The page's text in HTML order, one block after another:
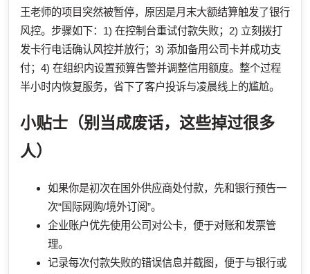
王老师的项目突然被暂停，原因是月末大额结算触发了银行
风控。步骤如下：1) 在控制台重试付款失败；2) 立刻拨打
发卡行电话确认风控并放行；3) 添加备用公司卡并成功支
付；4) 在组织内设置预算告警并调整信用额度。整个过程
半小时内恢复服务，省下了客户投诉与凌晨线上的尴尬。
小贴士（别当成废话，这些掉过很多
人）
如果你是初次在国外供应商处付款，先和银行预告一
次“国际网购/境外订阅”。
企业账户优先使用公司对公卡，便于对账和发票管
理。
记录每次付款失败的错误信息并截图，便于与银行或